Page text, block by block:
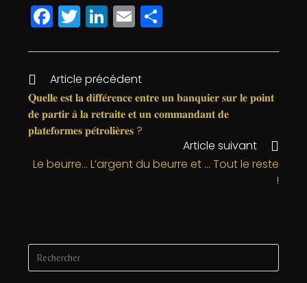
F
a
c
e
b
o
k
T
w
itt
e
r
Li
n
k
e
dI
n
E
m
ai
l
rt
g
e
Article précédent
𝐐𝐮𝐞𝐥𝐥𝐞 𝐞𝐬𝐭 𝐥𝐚 𝐝𝐢𝐟𝐟𝐞́𝐫𝐞𝐧𝐜𝐞 𝐞𝐧𝐭𝐫𝐞 𝐮𝐧 𝐛𝐚𝐧𝐪𝐮𝐢𝐞𝐫 𝐬𝐮𝐫 𝐥𝐞 𝐩𝐨𝐢𝐧𝐭
𝐝𝐞 𝐩𝐚𝐫𝐭𝐢𝐫 𝐚̀ 𝐥𝐚 𝐫𝐞𝐭𝐫𝐚𝐢𝐭𝐞 𝐞𝐭 𝐮𝐧 𝐜𝐨𝐦𝐦𝐚𝐧𝐝𝐚𝐧𝐭 𝐝𝐞
𝐩𝐥𝐚𝐭𝐞𝐟𝐨𝐫𝐦𝐞𝐬 𝐩𝐞́𝐭𝐫𝐨𝐥𝐢𝐞̀𝐫𝐞𝐬 ?
Article suivant
Le beurre… L’argent du beurre et … Tout le reste
!